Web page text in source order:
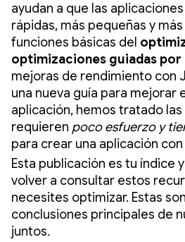
ayudan a que las
rápidas, más pequeñas y
funciones básicas del
optimizaciones guiadas por
mejoras de rendimiento con
una nueva guía para mejorar
aplicación, hemos tratado
requieren poco esfuerzo y
para crear una aplicación
Esta publicación es tu índice
volver a consultar estos
necesites optimizar. Estas
conclusiones principales de
juntos.